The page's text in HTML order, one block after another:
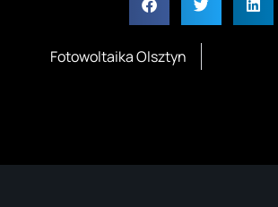
Fotowoltaika Olsztyn